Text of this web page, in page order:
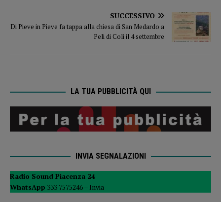
SUCCESSIVO
Di Pieve in Pieve fa tappa alla chiesa di San Medardo a
Peli di Coli il 4 settembre
LA TUA PUBBLICITÀ QUI
INVIA SEGNALAZIONI
Radio Sound Piacenza 24
WhatsApp 333 7575246 – Invia